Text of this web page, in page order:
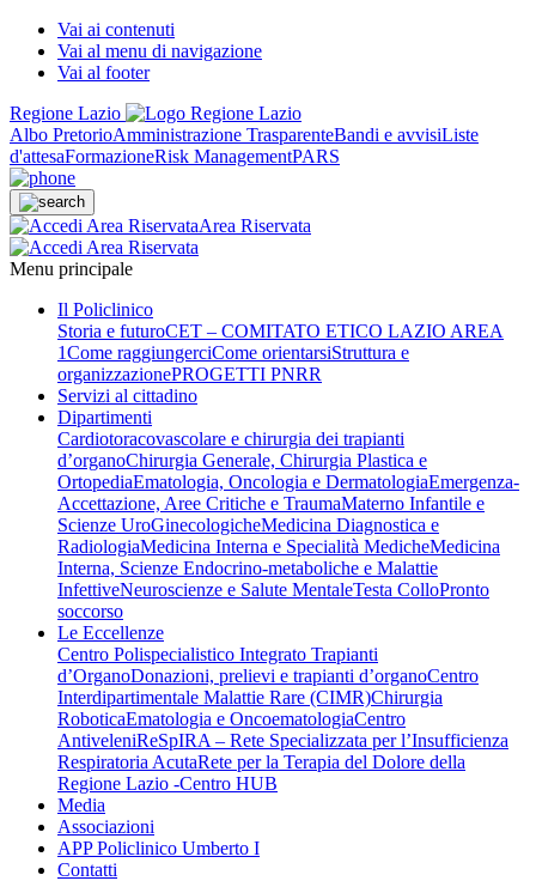
Vai ai contenuti
Vai al menu di navigazione
Vai al footer
Regione Lazio
Albo PretorioAmministrazione TrasparenteBandi e avvisiListe
d'attesaFormazioneRisk ManagementPARS
Area Riservata
Menu principale
Il Policlinico
Storia e futuroCET – COMITATO ETICO LAZIO AREA
1Come raggiungerciCome orientarsiStruttura e
organizzazionePROGETTI PNRR
Servizi al cittadino
Dipartimenti
Cardiotoracovascolare e chirurgia dei trapianti
d’organoChirurgia Generale, Chirurgia Plastica e
OrtopediaEmatologia, Oncologia e DermatologiaEmergenza-
Accettazione, Aree Critiche e TraumaMaterno Infantile e
Scienze UroGinecologicheMedicina Diagnostica e
RadiologiaMedicina Interna e Specialità MedicheMedicina
Interna, Scienze Endocrino-metaboliche e Malattie
InfettiveNeuroscienze e Salute MentaleTesta ColloPronto
soccorso
Le Eccellenze
Centro Polispecialistico Integrato Trapianti
d’OrganoDonazioni, prelievi e trapianti d’organoCentro
Interdipartimentale Malattie Rare (CIMR)Chirurgia
RoboticaEmatologia e OncoematologiaCentro
AntiveleniReSpIRA – Rete Specializzata per l’Insufficienza
Respiratoria AcutaRete per la Terapia del Dolore della
Regione Lazio -Centro HUB
Media
Associazioni
APP Policlinico Umberto I
Contatti